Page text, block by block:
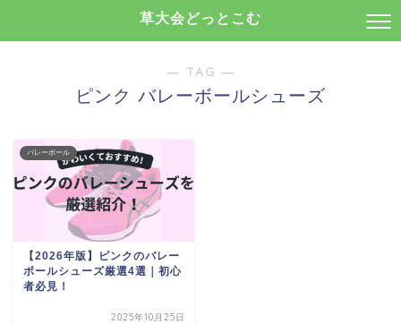
草大会どっとこむ
― TAG ―
ピンク バレーボールシューズ
バレーボール
【2026年版】ピンクのバレー
ボールシューズ厳選4選｜初心
者必見！
2025年10月25日